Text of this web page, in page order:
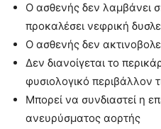
Ο ασθενής δεν λαμβάνει
προκαλέσει νεφρική
Ο ασθενής δεν
Δεν διανοίγεται το
φυσιολογικό περιβάλλον
Μπορεί να συνδιαστεί η
ανευρύσματος αορτής